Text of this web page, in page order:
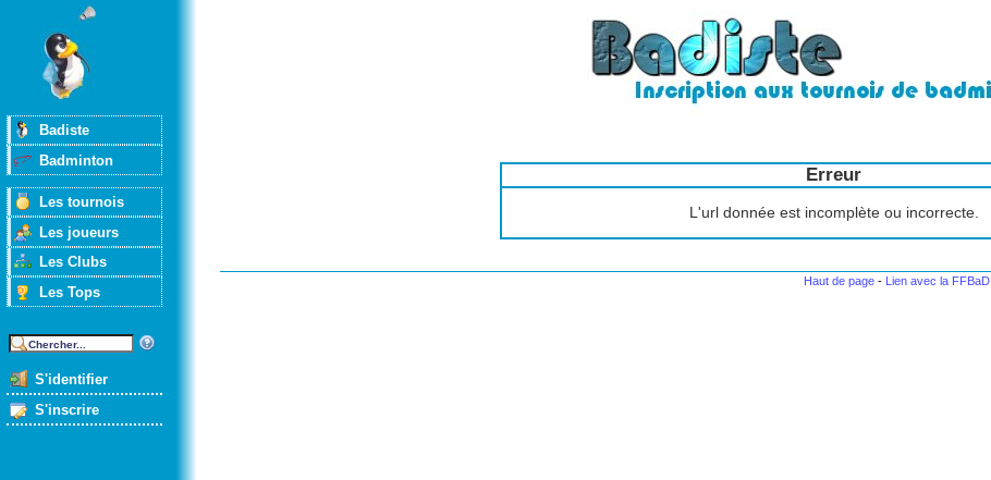
Badiste
Badminton
Les tournois
Les joueurs
Les Clubs
Les Tops
S'identifier
S'inscrire
Erreur
L'url donnée est incomplète ou incorrecte.
Haut de page - Lien avec la FFBaD